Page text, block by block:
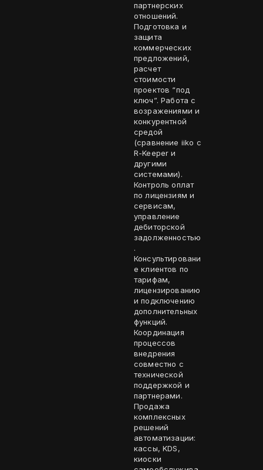
партнерских
отношений.
Подготовка и
защита
коммерческих
предложений,
расчет
стоимости
проектов “под
ключ”. Работа с
возражениями и
конкурентной
средой
(сравнение iiko с
R-Keeper и
другими
системами).
Контроль оплат
по лицензиям и
сервисам,
управление
дебиторской
задолженностью
.
Консультировани
е клиентов по
тарифам,
лицензированию
и подключению
дополнительных
функций.
Координация
процессов
внедрения
совместно с
технической
поддержкой и
партнерами.
Продажа
комплексных
решений
автоматизации:
кассы, KDS,
киоски